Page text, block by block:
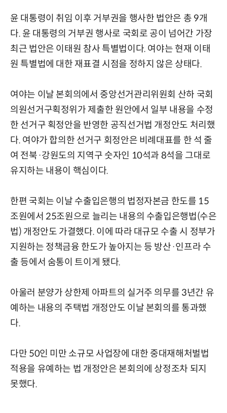
윤 대통령이 취임 이후 거부권을 행사한 법안은 총 9개
다. 윤 대통령의 거부권 행사로 국회로 공이 넘어간 가장
최근 법안은 이태원 참사 특별법이다. 여야는 현재 이태
원 특별법에 대한 재표결 시점을 정하지 않은 상태다.
여야는 이날 본회의에서 중앙선거관리위원회 산하 국회
의원선거구획정위가 제출한 원안에서 일부 내용을 수정
한 선거구 획정안을 반영한 공직선거법 개정안도 처리했
다. 여야가 합의한 선거구 회정안은 비례대표를 한 석 줄
여 전북·강원도의 지역구 숫자인 10석과 8석을 그대로
유지하는 내용이 핵심이다.
한편 국회는 이날 수출입은행의 법정자본금 한도를 15
조원에서 25조원으로 늘리는 내용의 수출입은행법(수은
법) 개정안도 가결했다. 이에 따라 대규모 수출 시 정부가
지원하는 정책금융 한도가 높아지는 등 방산·인프라 수
출 등에서 숨통이 트이게 됐다.
아울러 분양가 상한제 아파트의 실거주 의무를 3년간 유
예하는 내용의 주택법 개정안도 이날 본회의를 통과했
다.
다만 50인 미만 소규모 사업장에 대한 중대재해처벌법
적용을 유예하는 법 개정안은 본회의에 상정조차 되지
못했다.